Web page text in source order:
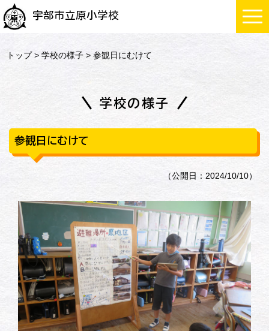
宇部市立原小学校
トップ>学校の様子 > 参観日にむけて
学校の様子
参観日にむけて
（公開日：2024/10/10）